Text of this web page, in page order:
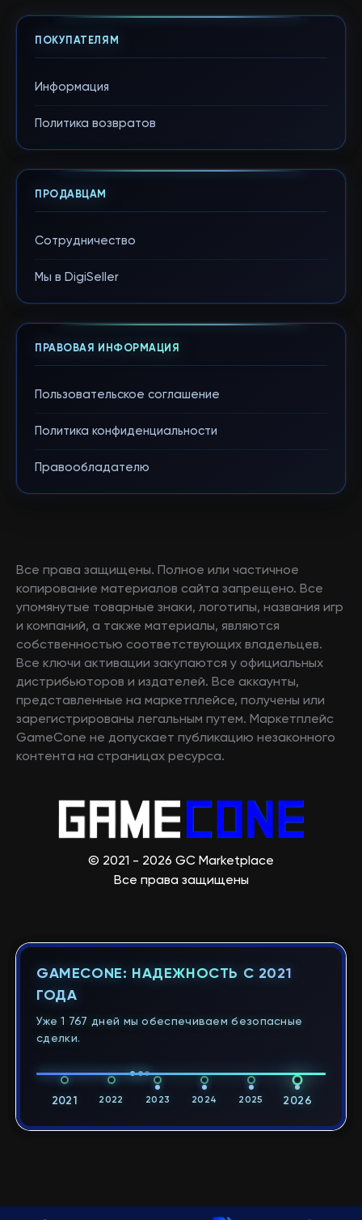
ПОКУПАТЕЛЯМ
Информация
Политика возвратов
ПРОДАВЦАМ
Сотрудничество
Мы в DigiSeller
ПРАВОВАЯ ИНФОРМАЦИЯ
Пользовательское соглашение
Политика конфиденциальности
Правообладателю
Все права защищены. Полное или частичное
копирование материалов сайта запрещено. Все
упомянутые товарные знаки, логотипы, названия игр
и компаний, а также материалы, являются
собственностью соответствующих владельцев.
Все ключи активации закупаются у официальных
дистрибьюторов и издателей. Все аккаунты,
представленные на маркетплейсе, получены или
зарегистрированы легальным путем. Маркетплейс
GameCone не допускает публикацию незаконного
контента на страницах ресурса.
© 2021 - 2026 GC Marketplace
Все права защищены
GAMECONE: НАДЕЖНОСТЬ С 2021
ГОДА
Уже 1 767 дней мы обеспечиваем безопасные
сделки.
2021 2022 2023 2024 2025 2026